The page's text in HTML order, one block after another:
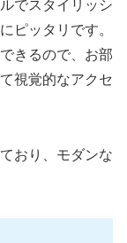
でスタイリッシ
ピッタリです。
きるので、お部
視覚的なアクセ
おり、モダンな